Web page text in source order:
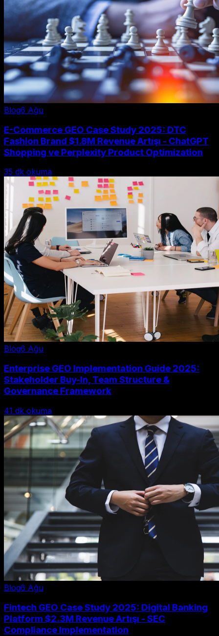
Blog6 Ağu
E-Commerce GEO Case Study 2025: DTC
Fashion Brand $1.8M Revenue Artışı - ChatGPT
Shopping ve Perplexity Product Optimization
35 dk okuma
Blog6 Ağu
Enterprise GEO Implementation Guide 2025:
Stakeholder Buy-In, Team Structure &
Governance Framework
41 dk okuma
Blog6 Ağu
Fintech GEO Case Study 2025: Digital Banking
Platform $2.3M Revenue Artışı - SEC
Compliance Implementation